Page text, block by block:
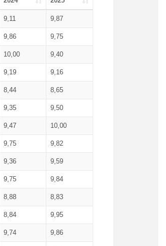
9,11 9,87
9,86 9,75
10,00 9,40
9,19 9,16
8,44 8,65
9,35 9,50
9,47 10,00
9,75 9,82
9,36 9,59
9,75 9,84
8,88 8,83
8,84 9,95
9,74 9,86